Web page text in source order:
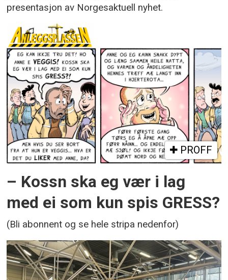
presentasjon av Norgesaktuell nyhet.
PROFF
– Kossn ska eg vær i lag
med ei som kun spis GRESS?
(Bli abonnent og se hele stripa nedenfor)